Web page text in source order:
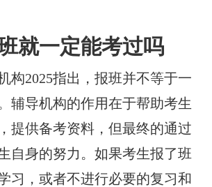
就一定能考过吗
构2025指出，报班并不等于一
辅导机构的作用在于帮助考生
提供备考资料，但最终的通过
自身的努力。如果考生报了班
习，或者不进行必要的复习和